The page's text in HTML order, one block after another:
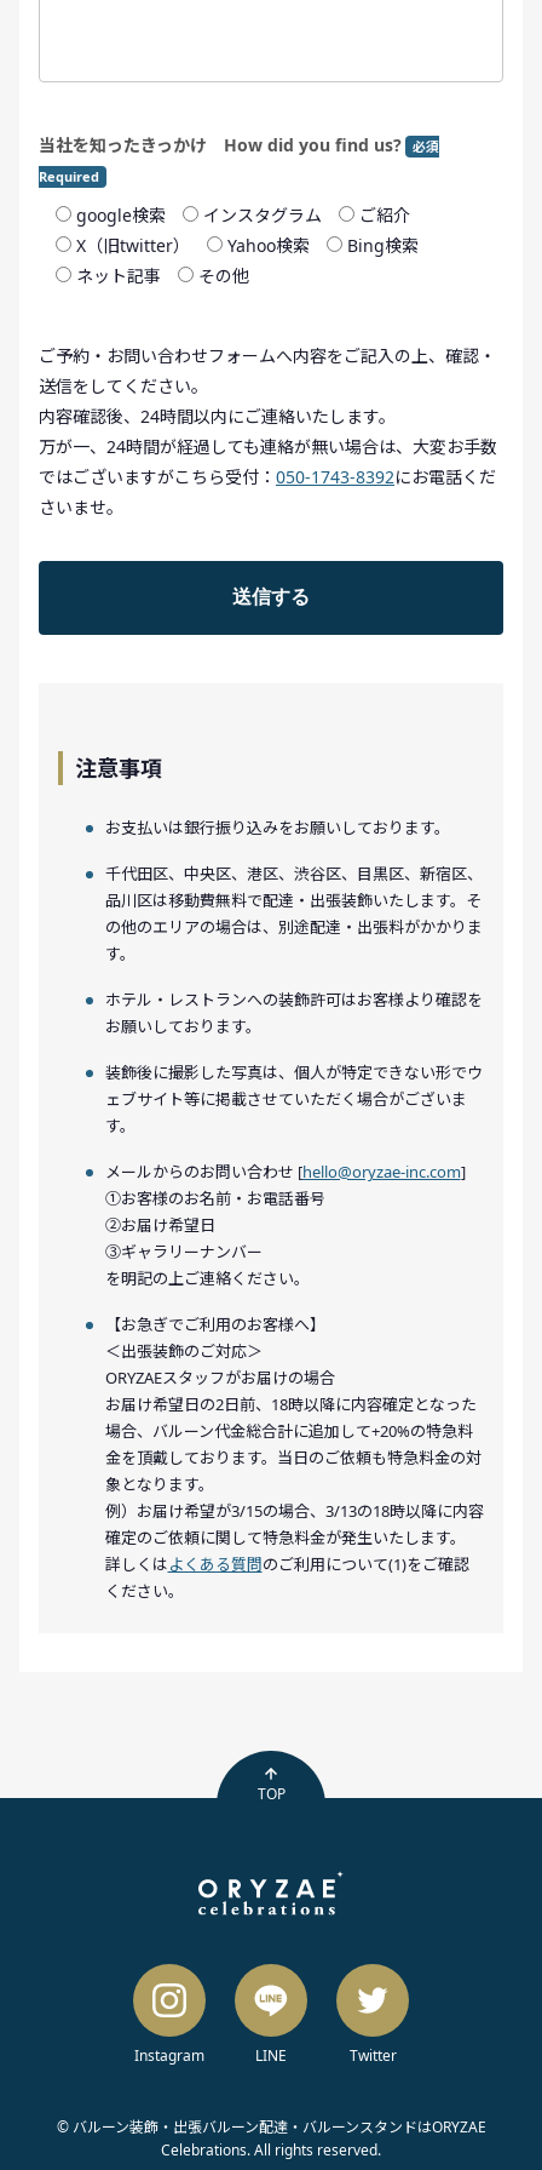
当社を知ったきっかけ How did you find us? 必須
Required
google検索 インスタグラム
ご紹介
X（旧twitter）
Yahoo検索
Bing検索
ネット記事
その他
ご予約・お問い合わせフォームへ内容をご記入の上、確認・
送信をしてください。
内容確認後、24時間以内にご連絡いたします。
万が一、24時間が経過しても連絡が無い場合は、大変お手数
ではございますがこちら受付： 050-1743-8392にお電話くだ
さいませ。
注意事項
お支払いは銀行振り込みをお願いしております。
千代田区、中央区、港区、渋谷区、目黒区、新宿区、
品川区は移動費無料で配達・出張装飾いたします。そ
の他のエリアの場合は、別途配達・出張料がかかりま
す。
ホテル・レストランへの装飾許可はお客様より確認を
お願いしております。
装飾後に撮影した写真は、個人が特定できない形でウ
ェブサイト等に掲載させていただく場合がございま
す。
メールからのお問い合わせ [hello@oryzae-inc.com]
①お客様のお名前・お電話番号
②お届け希望日
③ギャラリーナンバー
を明記の上ご連絡ください。
【お急ぎでご利用のお客様へ】
＜出張装飾のご対応＞
ORYZAEスタッフがお届けの場合
お届け希望日の2日前、18時以降に内容確定となった
場合、バルーン代金総合計に追加して+20%の特急料
金を頂戴しております。当日のご依頼も特急料金の対
象となります。
例）お届け希望が3/15の場合、3/13の18時以降に内容
確定のご依頼に関して特急料金が発生いたします。
詳しくはよくある質問のご利用について(1)をご確認
ください。
TOP
Instagram LINE Twitter
© バルーン装飾・出張バルーン配達・バルーンスタンドはORYZAE
Celebrations. All rights reserved.